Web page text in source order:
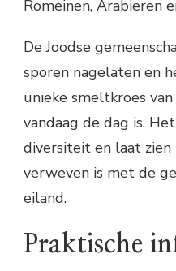
Romeinen, Arabieren
De Joodse
sporen nagelaten en
unieke smeltkroes
vandaag de dag is.
diversiteit en laat
verweven is met de
eiland.
Praktische